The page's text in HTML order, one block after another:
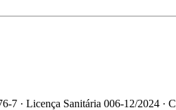
7 · Licença Sanitária 006-12/2024 ·